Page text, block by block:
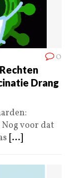
0
Drang
Nog voor dat
[...]